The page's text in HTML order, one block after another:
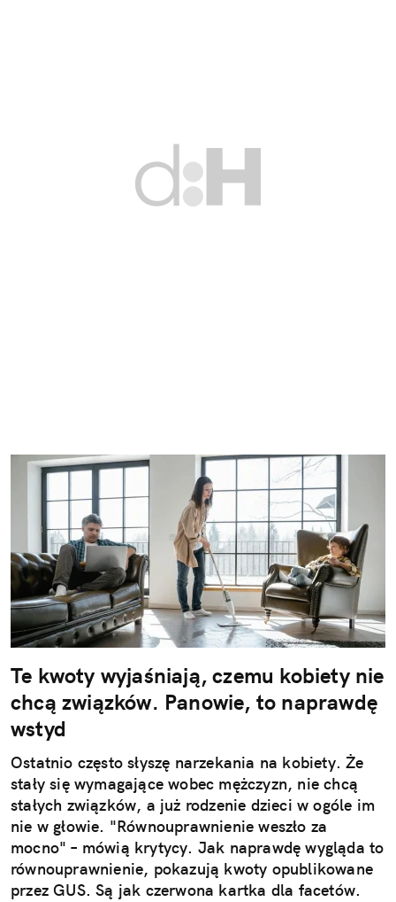
Te kwoty wyjaśniają, czemu kobiety nie
chcą związków. Panowie, to naprawdę
wstyd
Ostatnio często słyszę narzekania na kobiety. Że
stały się wymagające wobec mężczyzn, nie chcą
stałych związków, a już rodzenie dzieci w ogóle im
nie w głowie. "Równouprawnienie weszło za
mocno" – mówią krytycy. Jak naprawdę wygląda to
równouprawnienie, pokazują kwoty opublikowane
przez GUS. Są jak czerwona kartka dla facetów.